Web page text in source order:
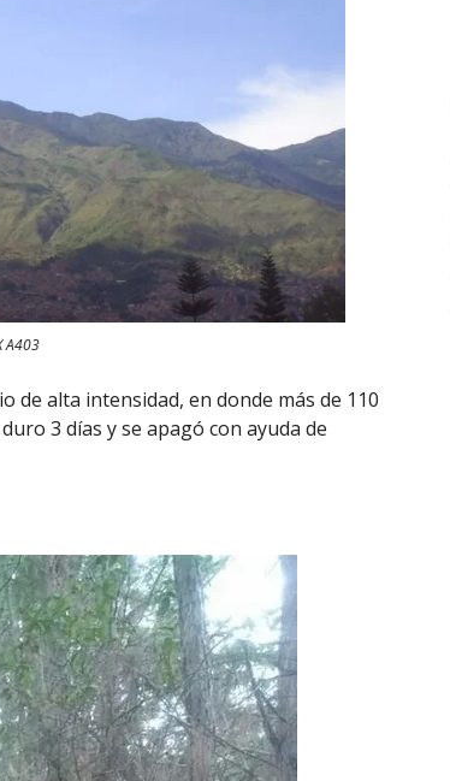
A403
de alta intensidad, en donde más de 110
3 días y se apagó con ayuda de